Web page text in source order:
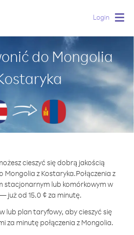
Login
do Mongolia
cieszyć się dobrą jakością
Mongolia z Kostaryka.Połączenia z
stacjonarnym lub komórkowym w
już od 15.0 ¢ za minutę.
lub plan taryfowy, aby cieszyć się
za minutę połączenia z Mongolia.